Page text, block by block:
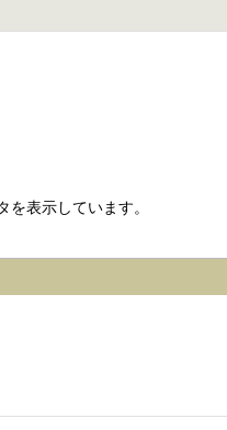
表示しています。